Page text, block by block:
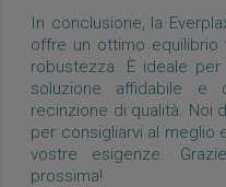
In conclusione, la
offre un ottimo equilibrio
robustezza. È ideale
soluzione affidabile e
recinzione di qualità. Noi
per consigliarvi al meglio
vostre esigenze.
prossima!